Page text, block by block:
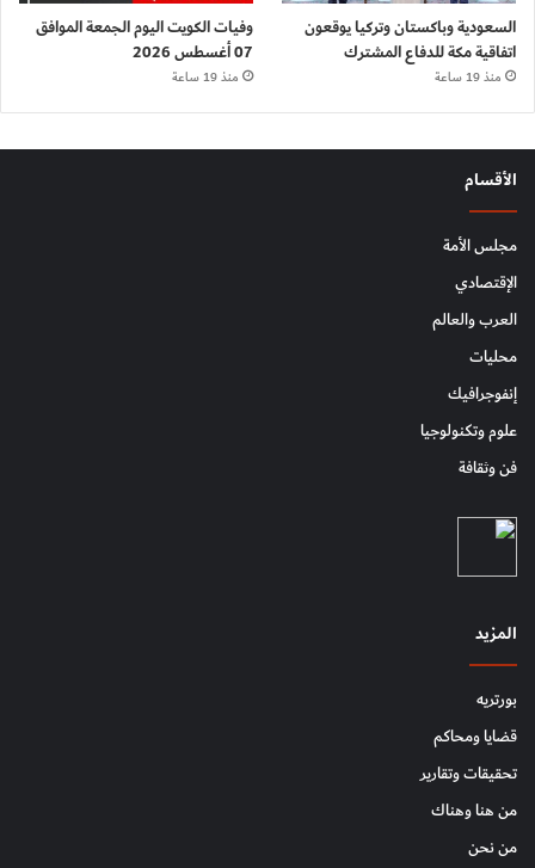
السعودية وباكستان وتركيا يوقعون
اتفاقية مكة للدفاع المشترك
منذ 19 ساعة
وفيات الكويت اليوم الجمعة الموافق
07 أغسطس 2026
منذ 19 ساعة
الأقسام
مجلس الأمة
الإقتصادي
العرب والعالم
محليات
إنفوجرافيك
علوم وتكنولوجيا
فن وثقافة
المزيد
بورتريه
قضايا ومحاكم
تحقيقات وتقارير
من هنا وهناك
من نحن